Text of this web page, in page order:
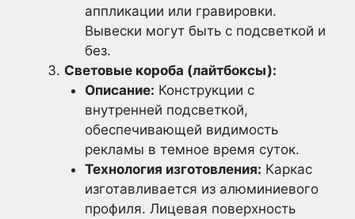
аппликации или гравировки.
Вывески могут быть с подсветкой и
без.
Световые короба (лайтбоксы):
Описание: Конструкции с
внутренней подсветкой,
обеспечивающей видимость
рекламы в темное время суток.
Технология изготовления: Каркас
изготавливается из алюминиевого
профиля. Лицевая поверхность